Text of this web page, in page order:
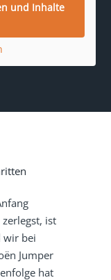
und Inhalte
ist
wir bei
Jumper
hat